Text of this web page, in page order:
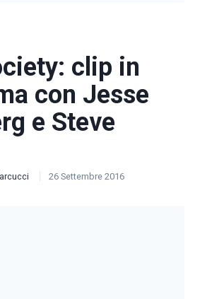
clip in
con Jesse
e Steve
26 Settembre 2016